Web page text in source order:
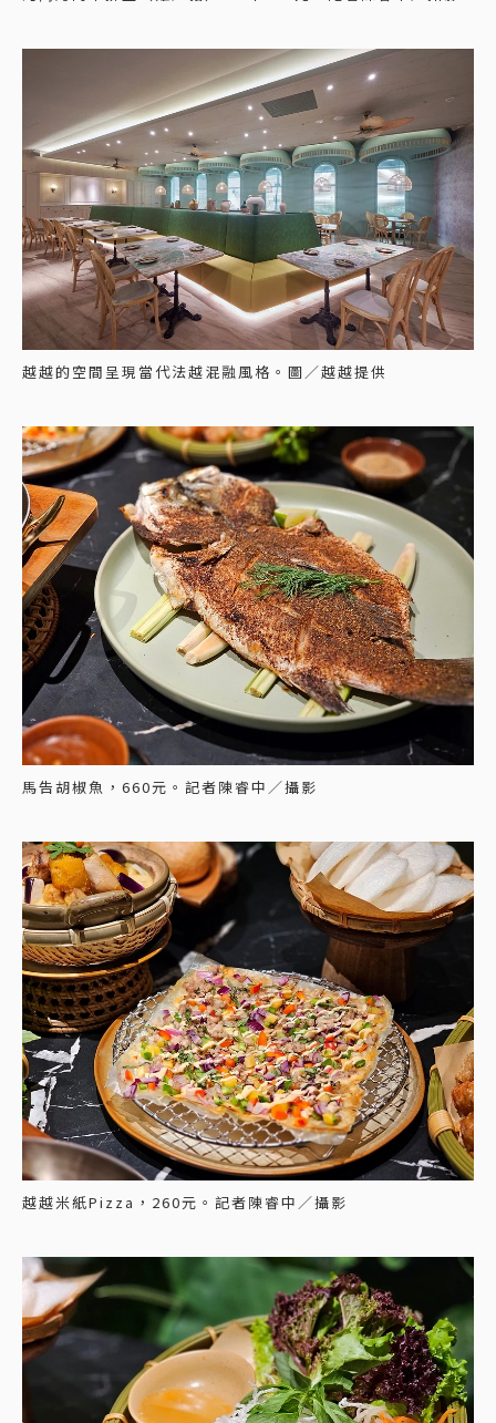
越越的空間呈現當代法越混融風格。圖／越越提供
馬告胡椒魚，660元。記者陳睿中／攝影
越越米紙Pizza，260元。記者陳睿中／攝影